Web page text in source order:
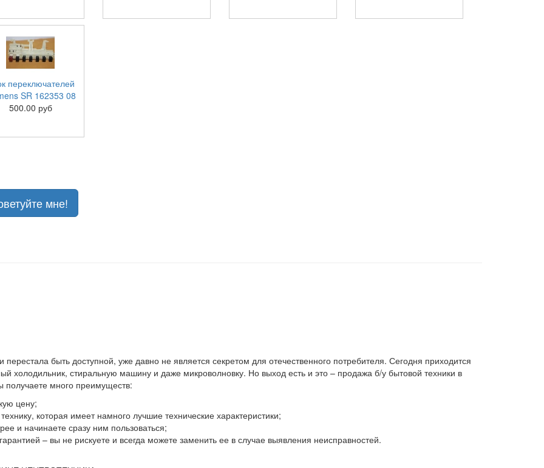
переключателей
SR 162353 08
500.00 руб
мне!
быть доступной, уже давно не является секретом для отечественного потребителя. Сегодня приходится
холодильник, стиральную машину и даже микроволновку. Но выход есть и это – продажа б/у бытовой техники в
получаете много преимуществ:
цену;
которая имеет намного лучшие технические характеристики;
и начинаете сразу ним пользоваться;
– вы не рискуете и всегда можете заменить ее в случае выявления неисправностей.